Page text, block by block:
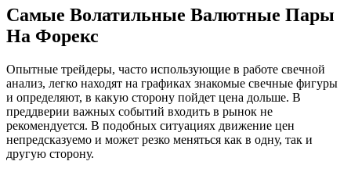
Самые Волатильные Валютные Пары
На Форекс
Опытные трейдеры, часто использующие в работе свечной
анализ, легко находят на графиках знакомые свечные фигуры
и определяют, в какую сторону пойдет цена дольше. В
преддверии важных событий входить в рынок не
рекомендуется. В подобных ситуациях движение цен
непредсказуемо и может резко меняться как в одну, так и
другую сторону.